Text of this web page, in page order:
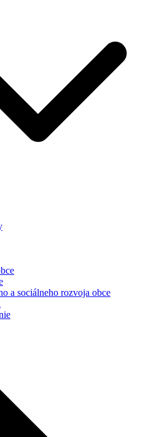
a sociálneho rozvoja obce